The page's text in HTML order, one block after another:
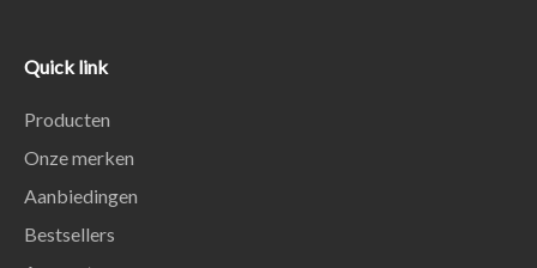
Quick link
Producten
Onze merken
Aanbiedingen
Bestsellers